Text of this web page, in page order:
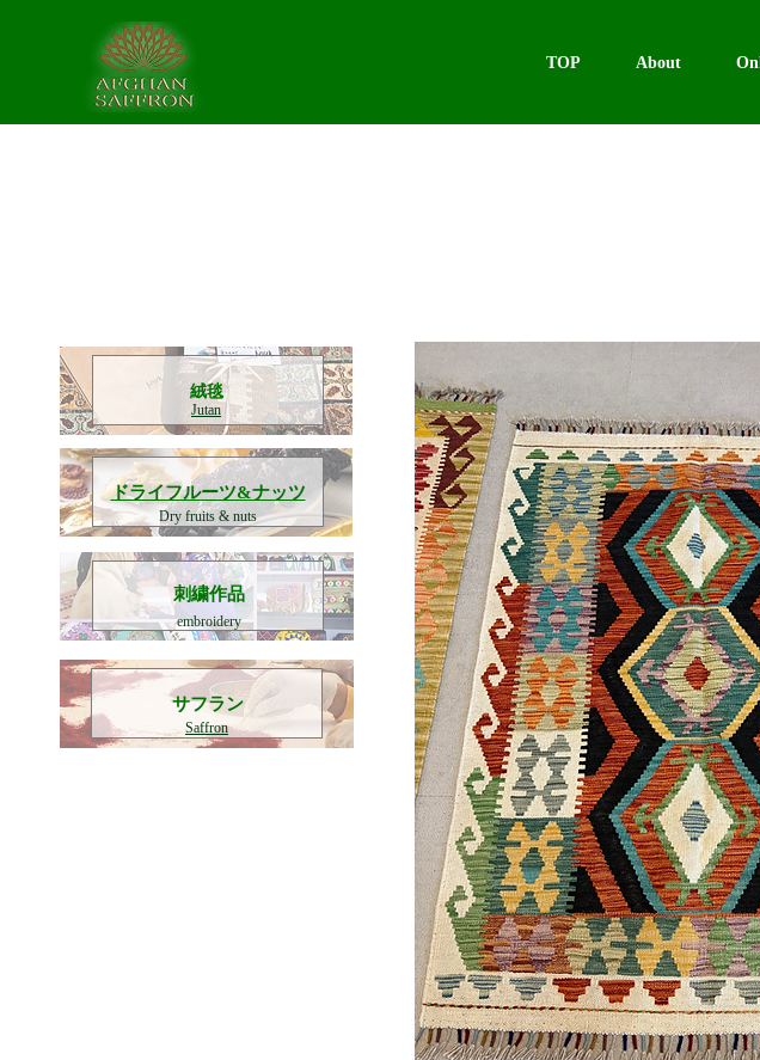
TOP About
​絨毯
Jutan
​ドライフルーツ&ナッツ
Dry fruits & nuts
刺繍作品
embroidery
​サフラン
Saffron